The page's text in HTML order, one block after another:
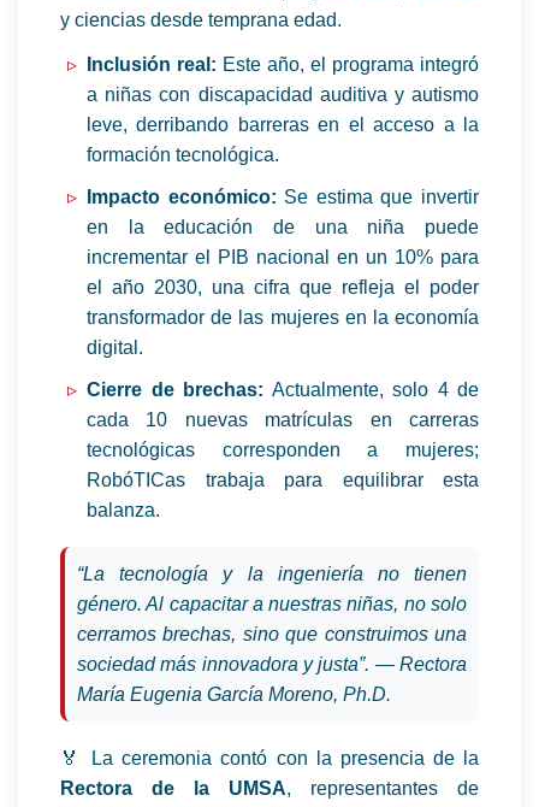
y ciencias desde temprana edad.
Inclusión real: Este año, el programa integró
a niñas con discapacidad auditiva y autismo
leve, derribando barreras en el acceso a la
formación tecnológica.
Impacto económico: Se estima que invertir
en la educación de una niña puede
incrementar el PIB nacional en un 10% para
el año 2030, una cifra que refleja el poder
transformador de las mujeres en la economía
digital.
Cierre de brechas: Actualmente, solo 4 de
cada 10 nuevas matrículas en carreras
tecnológicas corresponden a mujeres;
RobóTICas trabaja para equilibrar esta
balanza.
“La tecnología y la ingeniería no tienen
género. Al capacitar a nuestras niñas, no solo
cerramos brechas, sino que construimos una
sociedad más innovadora y justa”. — Rectora
María Eugenia García Moreno, Ph.D.
🏅 La ceremonia contó con la presencia de la
Rectora de la UMSA, representantes de